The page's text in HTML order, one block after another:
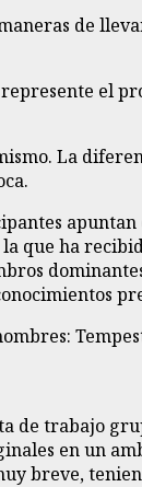
de
el
La
que ha
de trabajo
en un
breve,